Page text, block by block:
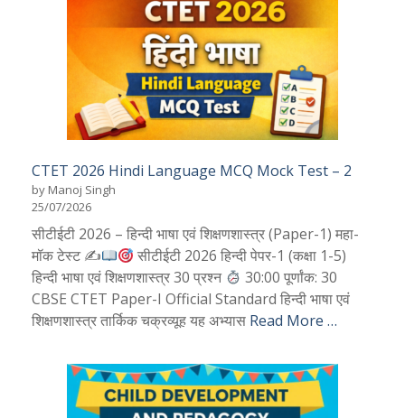
CTET 2026 Hindi Language MCQ Mock Test – 2
by Manoj Singh
25/07/2026
सीटीईटी 2026 – हिन्दी भाषा एवं शिक्षणशास्त्र (Paper-1) महा-
मॉक टेस्ट ✍
सीटीईटी 2026 हिन्दी पेपर-1 (कक्षा 1-5)
हिन्दी भाषा एवं शिक्षणशास्त्र 30 प्रश्न
30:00 पूर्णांक: 30
CBSE CTET Paper-I Official Standard हिन्दी भाषा एवं
शिक्षणशास्त्र तार्किक चक्रव्यूह यह अभ्यास Read More …